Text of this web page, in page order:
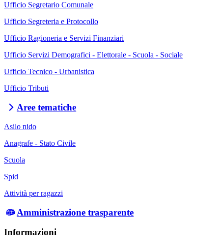
Ufficio Segretario Comunale
Ufficio Segreteria e Protocollo
Ufficio Ragioneria e Servizi Finanziari
Ufficio Servizi Demografici - Elettorale - Scuola - Sociale
Ufficio Tecnico - Urbanistica
Ufficio Tributi
Aree tematiche
Asilo nido
Anagrafe - Stato Civile
Scuola
Spid
Attività per ragazzi
Amministrazione trasparente
Informazioni